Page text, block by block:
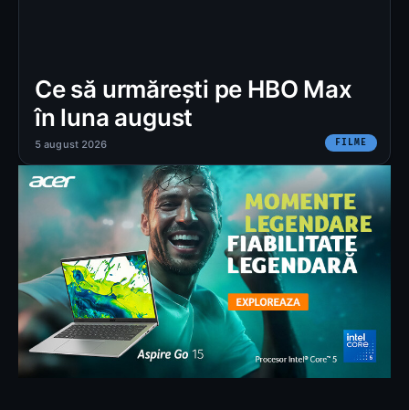
Ce să urmărești pe HBO Max
în luna august
FILME
5 august 2026